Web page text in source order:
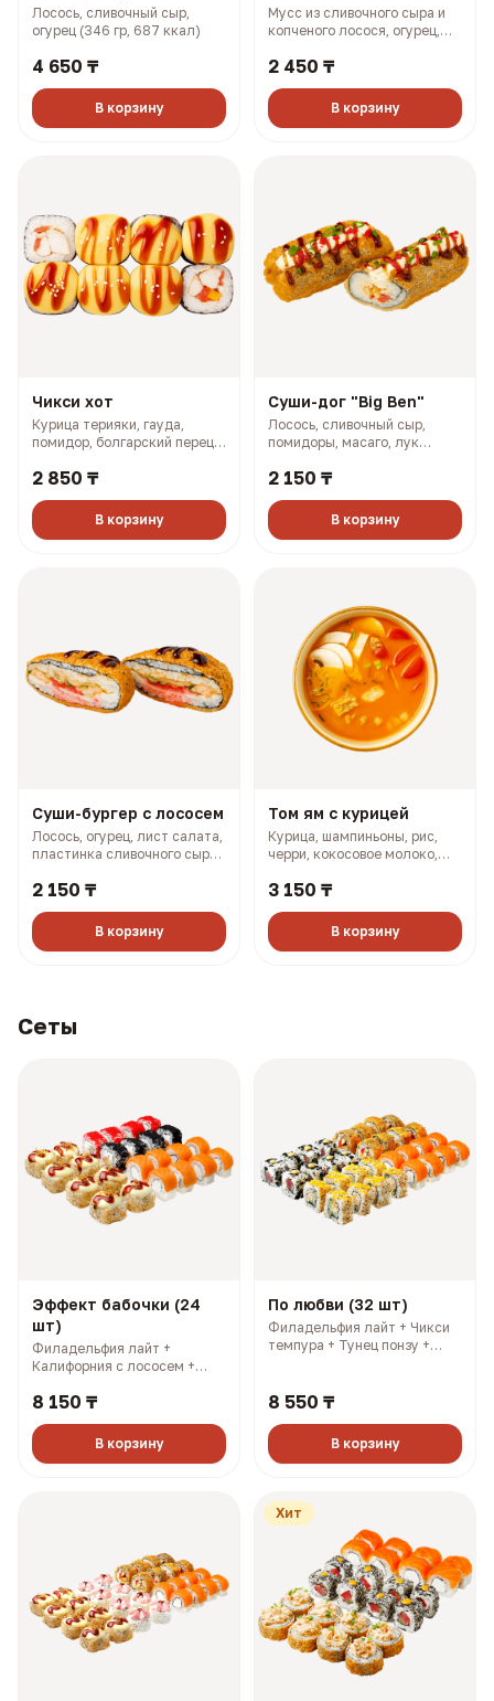
Лосось, сливочный сыр,
огурец (346 гр, 687 ккал)
4 650 ₸
В корзину
Мусс из сливочного сыра и
копченого лосося, огурец,
376 ккал)
2 450 ₸
В корзину
Чикси хот
Курица терияки, гауда,
помидор, болгарский перец,
гр, 660 ккал)
2 850 ₸
В корзину
Суши-дог "Big Ben"
Лосось, сливочный сыр,
помидоры, масаго, лук
гр, 773 ккал)
2 150 ₸
В корзину
Суши-бургер с лососем
Лосось, огурец, лист салата,
пластинка сливочного сыра,
боул (330 гр, 910 ккал)
2 150 ₸
В корзину
Том ям с курицей
Курица, шампиньоны, рис,
черри, кокосовое молоко,
3 150 ₸
В корзину
Сеты
Эффект бабочки (24
шт)
Филадельфия лайт +
Калифорния с лососем +
Смоки. 3 имбиря, 3 соевых, 3
2145 ккал)
8 150 ₸
В корзину
По любви (32 шт)
Филадельфия лайт + Чикси
темпура + Тунец понзу +
палочки, 3 васаби (1120 гр,
8 550 ₸
В корзину
Хит